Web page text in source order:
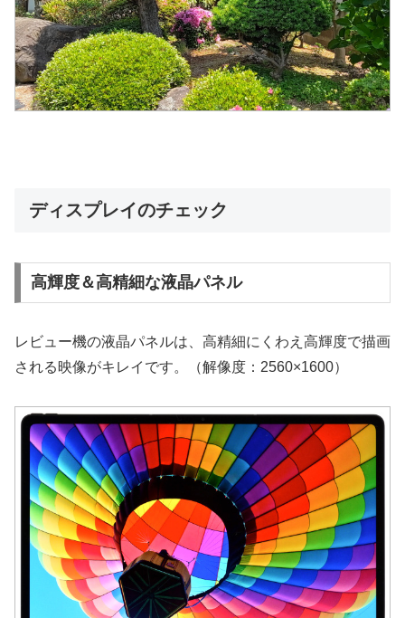
ディスプレイのチェック
高輝度＆高精細な液晶パネル
レビュー機の液晶パネルは、高精細にくわえ高輝度で描画
される映像がキレイです。（解像度：2560×1600）